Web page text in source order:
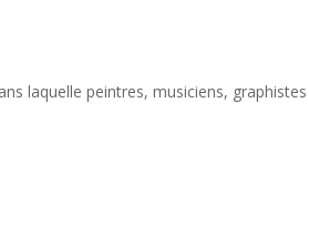
laquelle peintres, musiciens,